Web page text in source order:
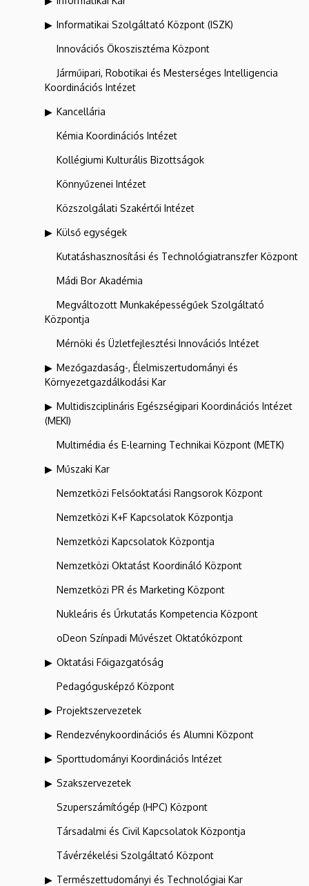
Informatikai Szolgáltató Központ (ISZK)
Innovációs Ökoszisztéma Központ
Járműipari, Robotikai és Mesterséges Intelligencia
Koordinációs Intézet
Kancellária
Kémia Koordinációs Intézet
Kollégiumi Kulturális Bizottságok
Könnyűzenei Intézet
Közszolgálati Szakértői Intézet
Külső egységek
Kutatáshasznosítási és Technológiatranszfer Központ
Mádi Bor Akadémia
Megváltozott Munkaképességűek Szolgáltató
Központja
Mérnöki és Üzletfejlesztési Innovációs Intézet
Mezőgazdaság-, Élelmiszertudományi és
Környezetgazdálkodási Kar
Multidiszciplináris Egészségipari Koordinációs Intézet
(MEKI)
Multimédia és E-learning Technikai Központ (METK)
Műszaki Kar
Nemzetközi Felsőoktatási Rangsorok Központ
Nemzetközi K+F Kapcsolatok Központja
Nemzetközi Kapcsolatok Központja
Nemzetközi Oktatást Koordináló Központ
Nemzetközi PR és Marketing Központ
Nukleáris és Űrkutatás Kompetencia Központ
oDeon Színpadi Művészet Oktatóközpont
Oktatási Főigazgatóság
Pedagógusképző Központ
Projektszervezetek
Rendezvénykoordinációs és Alumni Központ
Sporttudományi Koordinációs Intézet
Szakszervezetek
Szuperszámítógép (HPC) Központ
Társadalmi és Civil Kapcsolatok Központja
Távérzékelési Szolgáltató Központ
Természettudományi és Technológiai Kar